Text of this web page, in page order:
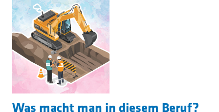
Was macht man in diesem Beruf?